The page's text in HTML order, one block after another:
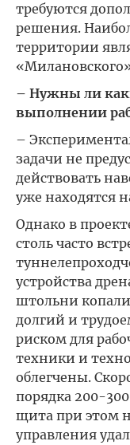
требуются
решения.
территории
– Нужны ли
выполнении
–
задачи не
действовать
уже находятся
Однако в
столь часто
устройства
штольни
долгий и
риском для
техники и
облегчены.
порядка 200-
щита при этом
управления